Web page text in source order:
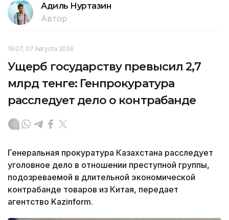
Адиль Нуртазин
Автор
19:07, 07 Августа 2026
Ущерб государству превысил 2,7
млрд тенге: Генпрокуратура
расследует дело о контрабанде
Генеральная прокуратура Казахстана расследует
уголовное дело в отношении преступной группы,
подозреваемой в длительной экономической
контрабанде товаров из Китая, передает
агентство Kazinform.